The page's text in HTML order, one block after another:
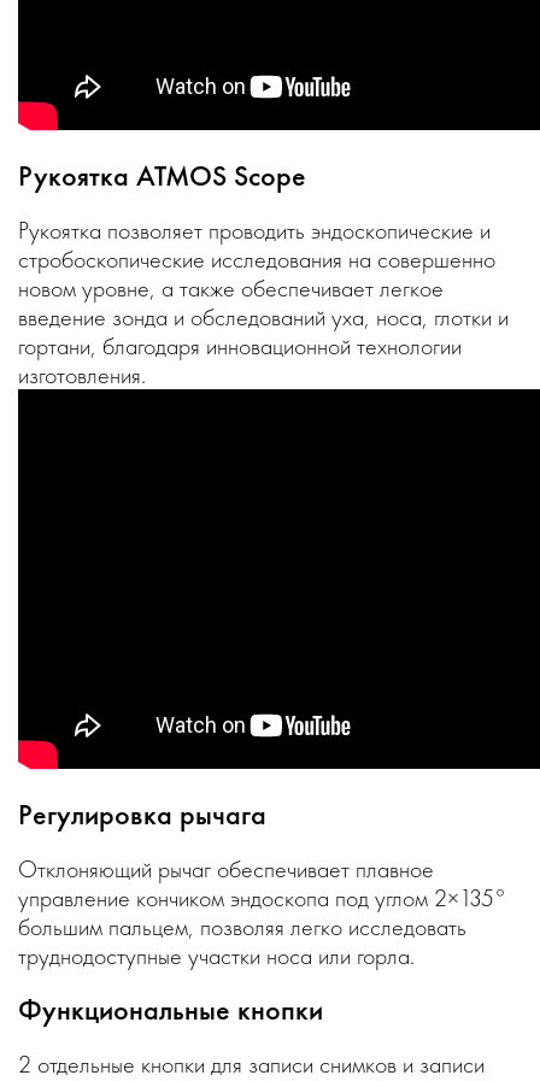
Рукоятка АТМОS Scope
Рукоятка позволяет проводить эндоскопические и
стробоскопические исследования на совершенно
новом уровне, а также обеспечивает легкое
введение зонда и обследований уха, носа, глотки и
гортани, благодаря инновационной технологии
изготовления.
Регулировка рычага
Отклоняющий рычаг обеспечивает плавное
управление кончиком эндоскопа под углом 2×135°
большим пальцем, позволяя легко исследовать
труднодоступные участки носа или горла.
Функциональные кнопки
2 отдельные кнопки для записи снимков и записи